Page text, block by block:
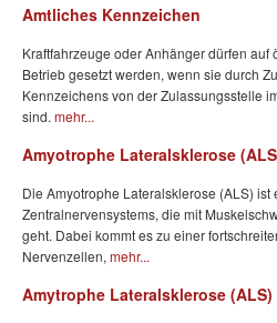
Amtliches Kennzeichen
Kraftfahrzeuge oder Anhänger dürfen auf
Betrieb gesetzt werden, wenn sie durch
Kennzeichens von der Zulassungsstelle
sind. mehr...
Amyotrophe Lateralsklerose
Die Amyotrophe Lateralsklerose (ALS)
Zentralnervensystems, die mit
geht. Dabei kommt es zu einer
Nervenzellen, mehr...
Amytrophe Lateralsklerose (ALS)